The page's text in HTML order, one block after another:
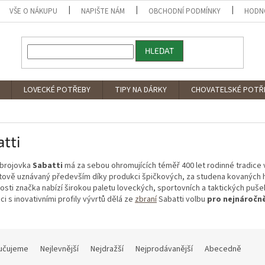
VŠE O NÁKUPU NAPIŠTE NÁM OBCHODNÍ PODMÍNKY
HLEDAT
LOVECKÉ POTŘEBY TIPY NA DÁRKY CHOVATELSKÉ
Sabatti má za sebou ohromujících téměř 400 let rodinné
uznávaný především díky produkci špičkových, za studena
značka nabízí širokou paletu loveckých, sportovních a taktických
s inovativními profily vývrtů dělá ze zbraníSabatti volbu pro
Nejlevnější Nejdražší Nejprodávanější Abecedně